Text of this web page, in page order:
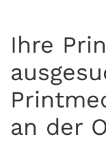
Ihre
an der